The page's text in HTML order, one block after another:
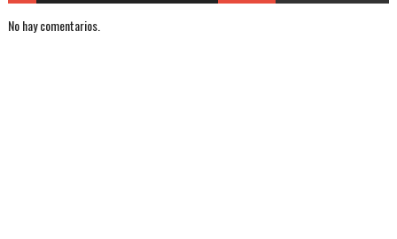
No hay comentarios.